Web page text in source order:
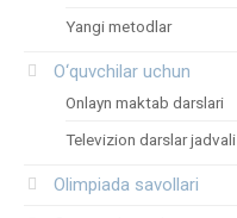
Yangi metodlar
O‘quvchilar uchun
Onlayn maktab darslari
Televizion darslar jadvali
Olimpiada savollari